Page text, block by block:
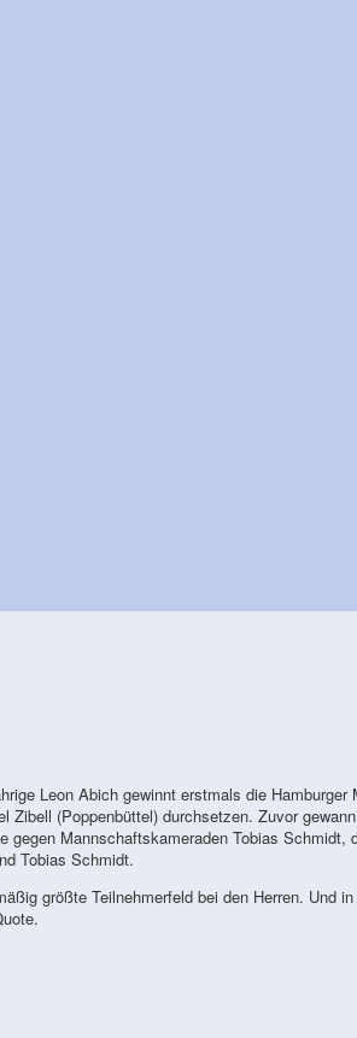
Leon Abich gewinnt erstmals die Hamburger
(Poppenbüttel) durchsetzen. Zuvor
Mannschaftskameraden Tobias
Tobias Schmidt.
größte Teilnehmerfeld bei den Herren. Und